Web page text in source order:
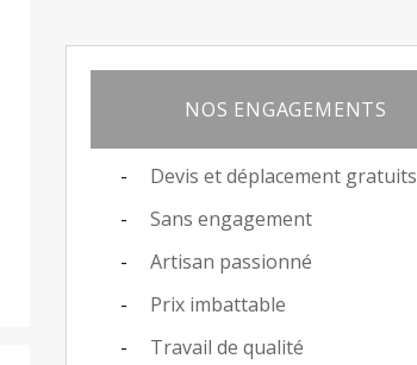
NOS ENGAGEMENTS
Devis et déplacement gratuits
Sans engagement
Artisan passionné
Prix imbattable
Travail de qualité